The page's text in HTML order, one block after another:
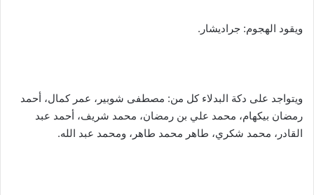
ويقود الهجوم: جراديشار.
ويتواجد على دكة البدلاء كل من: مصطفى شوبير، عمر كمال، أحمد
رمضان بيكهام، محمد علي بن رمضان، محمد شريف، أحمد عبد
القادر، محمد شكري، طاهر محمد طاهر، ومحمد عبد الله.